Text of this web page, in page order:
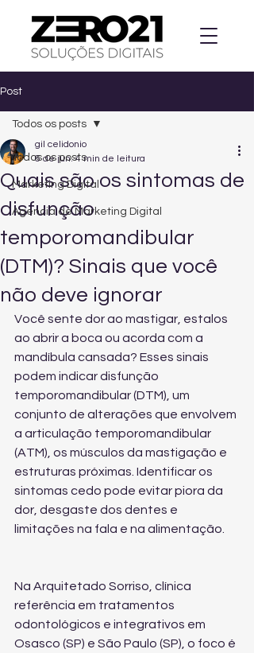
Post
Todos os posts
Marketing Digital
Agencia de Marketing Digital
Todos os posts
Quais são os sintomas de
disfunção
temporomandibular
(DTM)? Sinais que você
não deve ignorar
gil celidonio
6 de jun. 4 min de leitura
Você sente dor ao mastigar, estalos
ao abrir a boca ou acorda com a
mandíbula cansada? Esses sinais
podem indicar disfunção
temporomandibular (DTM), um
conjunto de alterações que envolvem
a articulação temporomandibular
(ATM), os músculos da mastigação e
estruturas próximas. Identificar os
sintomas cedo pode evitar piora da
dor, desgaste dos dentes e
limitações na fala e na alimentação.
Na Arquitetado Sorriso, clínica
referência em tratamentos
odontológicos e integrativos em
Osasco (SP) e São Paulo (SP), o foco é